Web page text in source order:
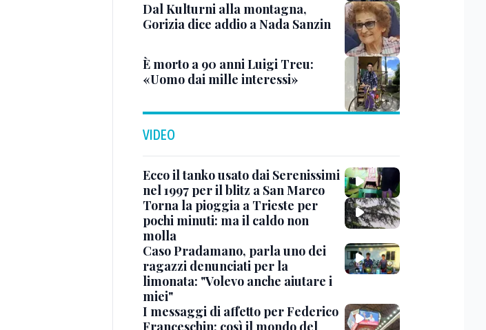
Dal Kulturni alla montagna,
Gorizia dice addio a Nada Sanzin
È morto a 90 anni Luigi Treu:
«Uomo dai mille interessi»
VIDEO
Ecco il tanko usato dai Serenissimi
nel 1997 per il blitz a San Marco
Torna la pioggia a Trieste per
pochi minuti: ma il caldo non
molla
Caso Pradamano, parla uno dei
ragazzi denunciati per la
limonata: "Volevo anche aiutare i
miei"
I messaggi di affetto per Federico